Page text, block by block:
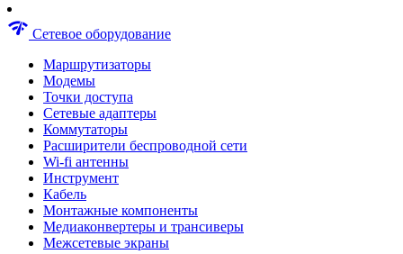
Пылесосы строительные
Степлеры строительные
Пистолеты клеевые
Наборы бит и сверел
Инструмент многофункциональный
Круги, диски, фрезы
network_check Сетевое оборудование
Маршрутизаторы
Модемы
Точки доступа
Сетевые адаптеры
Коммутаторы
Расширители беспроводной сети
Wi-fi антенны
Инструмент
Кабель
Монтажные компоненты
Медиаконвертеры и трансиверы
Межсетевые экраны